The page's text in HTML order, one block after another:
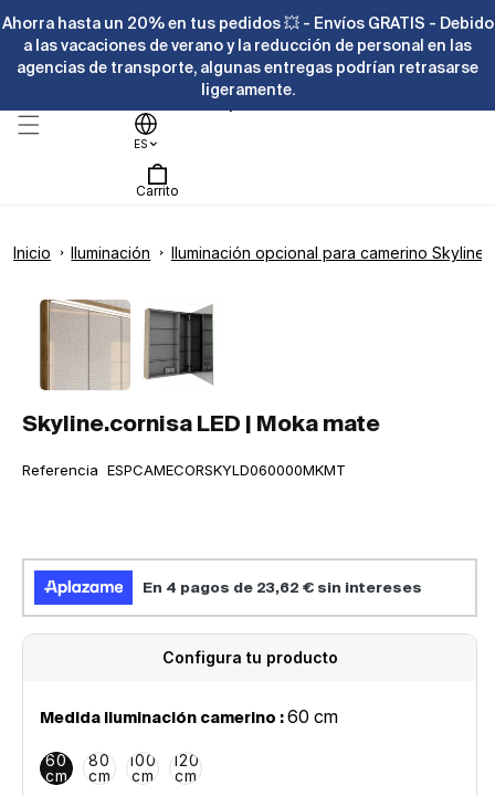
directamente
al contenido
Ahorra hasta un 20% en tus pedidos 💥 - Envíos GRATIS - Debido
a las vacaciones de verano y la reducción de personal en las
agencias de transporte, algunas entregas podrían retrasarse
ligeramente.
ES
Carrito
Inicio Iluminación
Iluminación opcional para camerino Skyline
imagen
disponible
la
la
galería
Ir
a la
información
del producto
elemento
ventana
modal
Skyline.cornisa LED | Moka mate
SKU:
Referencia ESPCAMECORSKYLD060000MKMT
Configura tu producto
Medida iluminación camerino :60 cm
60
cm
80
cm
100
cm
120
cm